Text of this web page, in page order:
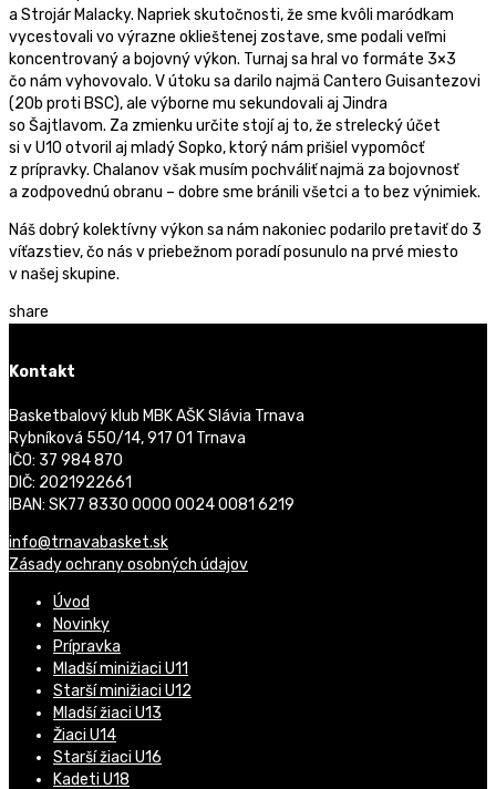
a Strojár Malacky. Napriek skutočnosti, že sme kvôli maródkam
vycestovali vo výrazne oklieštenej zostave, sme podali veľmi
koncentrovaný a bojovný výkon. Turnaj sa hral vo formáte 3×3
čo nám vyhovovalo. V útoku sa darilo najmä Cantero Guisantezovi
(20b proti BSC), ale výborne mu sekundovali aj Jindra
so Šajtlavom. Za zmienku určite stojí aj to, že strelecký účet
si v U10 otvoril aj mladý Sopko, ktorý nám prišiel vypomôcť
z prípravky. Chalanov však musím pochváliť najmä za bojovnosť
a zodpovednú obranu – dobre sme bránili všetci a to bez výnimiek.
Náš dobrý kolektívny výkon sa nám nakoniec podarilo pretaviť do 3
víťazstiev, čo nás v priebežnom poradí posunulo na prvé miesto
v našej skupine.
share
Kontakt
Basketbalový klub MBK AŠK Slávia Trnava
Rybníková 550/14, 917 01 Trnava
IČO: 37 984 870
DIČ: 2021922661
IBAN: SK77 8330 0000 0024 0081 6219
info@trnavabasket.sk
Zásady ochrany osobných údajov
Úvod
Novinky
Prípravka
Mladší minižiaci U11
Starší minižiaci U12
Mladší žiaci U13
Žiaci U14
Starší žiaci U16
Kadeti U18